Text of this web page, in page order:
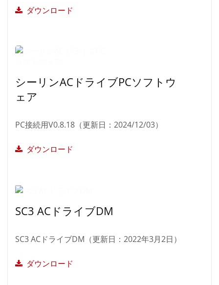
ダウンロード
シーリンACドライブPCソフトウ
ェア
PC接続用V0.8.18（更新日：2024/12/03）
ダウンロード
SC3 ACドライブDM
SC3 ACドライブDM（更新日：2022年3月2日）
ダウンロード